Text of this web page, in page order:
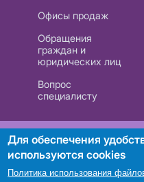
Офисы продаж
Обращения
граждан и
юридических лиц
Вопрос
специалисту
РУП
Для обеспечения
используются cookies
Политика использования